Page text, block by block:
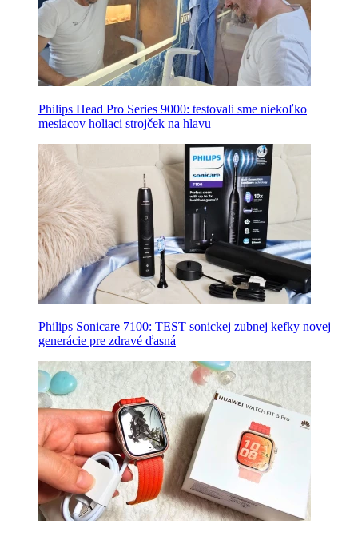
Philips Head Pro Series 9000: testovali sme niekoľko
mesiacov holiaci strojček na hlavu
Philips Sonicare 7100: TEST sonickej zubnej kefky novej
generácie pre zdravé ďasná